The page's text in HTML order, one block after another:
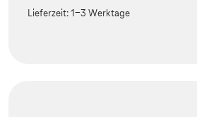
Lieferzeit:1-3 Werktage